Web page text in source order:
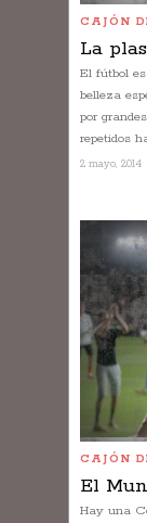
CAJÓN
La
El fútbol
belleza
por
repetidos
2 mayo, 2014
CAJÓN
El
Hay una